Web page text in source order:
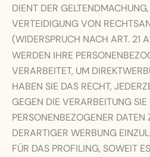
DIENT DER
VERTEIDIGUNG VON
(WIDERSPRUCH NACH ART. 21
WERDEN IHRE
VERARBEITET, UM
HABEN SIE DAS RECHT,
GEGEN DIE VERARBEITUNG SIE
PERSONENBEZOGENER DATEN
DERARTIGER WERBUNG
FÜR DAS PROFILING, SOWEIT